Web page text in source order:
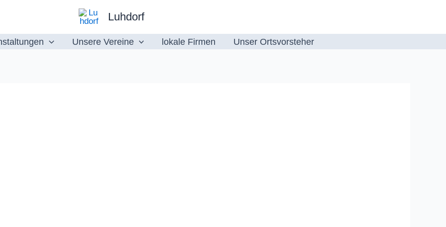
Luhdorf
Unsere Vereine lokale Firmen Unser Ortsvorsteher